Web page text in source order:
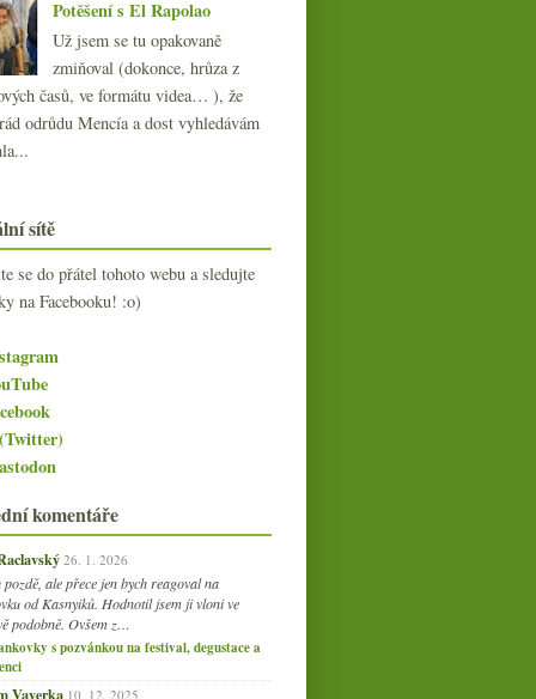
Potěšení s El Rapolao
Už jsem se tu opakovaně
zmiňoval (dokonce, hrůza z
časů, ve formátu videa… ), že
odrůdu Mencía a dost vyhledávám
sítě
se do přátel tohoto webu a sledujte
na Facebooku! :o)
komentáře
26. 1. 2026
ale přece jen bych reagoval na
od Kasnyiků. Hodnotil jsem ji vloni ve
podobně. Ovšem z…
s pozvánkou na festival, degustace a
Vaverka 10. 12. 2025